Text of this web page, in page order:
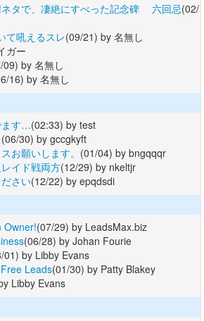
ネタで、凄絶にすべった記念碑 六回忌(02/
て吼えるスレ(09/21) by 名無し
ガー
09) by 名無し
16) by 名無し
ます…(02:33) by test
(06/30) by gccgkyft
お願いします。 (01/04) by bngqqqr
イド戦両方(12/29) by nkeltjr
さい(12/22) by epqdsdi
Owner!(07/29) by LeadsMax.biz
(06/28) by Johan Fourie
01) by Libby Evans
Leads(01/30) by Patty Blakey
Libby Evans